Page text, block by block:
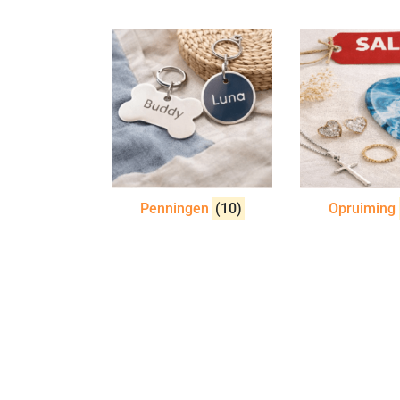
Penningen (10) Opruiming